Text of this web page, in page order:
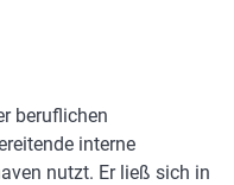
beruflichen
interne
nutzt. Er ließ sich in